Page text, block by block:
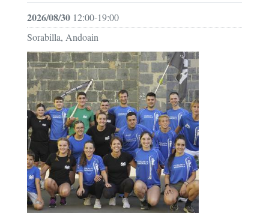
2026/08/30 12:00-19:00
Sorabilla, Andoain